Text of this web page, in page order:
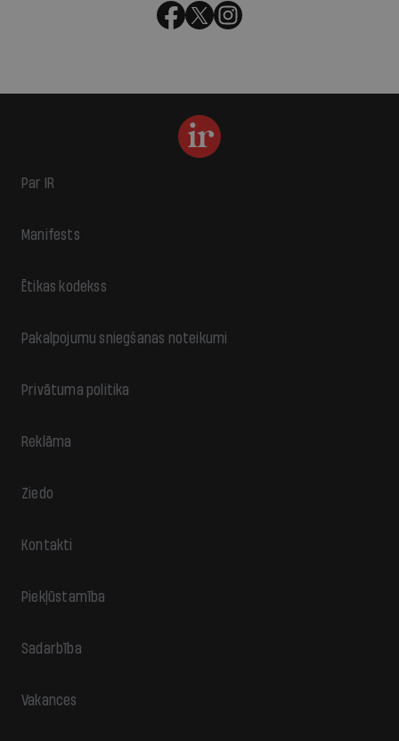
Par IR
Manifests
Ētikas kodekss
Pakalpojumu sniegšanas noteikumi
Privātuma politika
Reklāma
Ziedo
Kontakti
Piekļūstamība
Sadarbība
Vakances